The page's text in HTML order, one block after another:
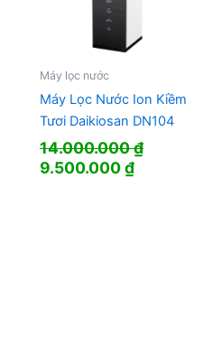
Máy lọc nước
Máy Lọc Nước Ion Kiềm
Tươi Daikiosan DN104
14.000.000₫
Giá
9.500.000₫Giá